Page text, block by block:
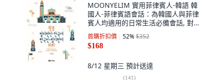
MOONYELIM 實用菲律賓人-韓語 韓
國人-菲律賓語會話：為韓國人與菲律
賓人均適用的日常生活必備會話, 對話
系列, 參考詳細內容
首購折扣價 52%$352
$168
8/12 星期三 預計送達
(141)